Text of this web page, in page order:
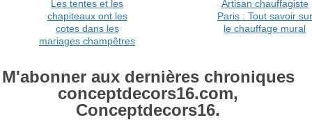
Les tentes et les
chapiteaux ont les
cotes dans les
mariages champêtres
Artisan chauffagiste
Paris : Tout savoir sur
le chauffage mural
M'abonner aux dernières chroniques
conceptdecors16.com,
Conceptdecors16.